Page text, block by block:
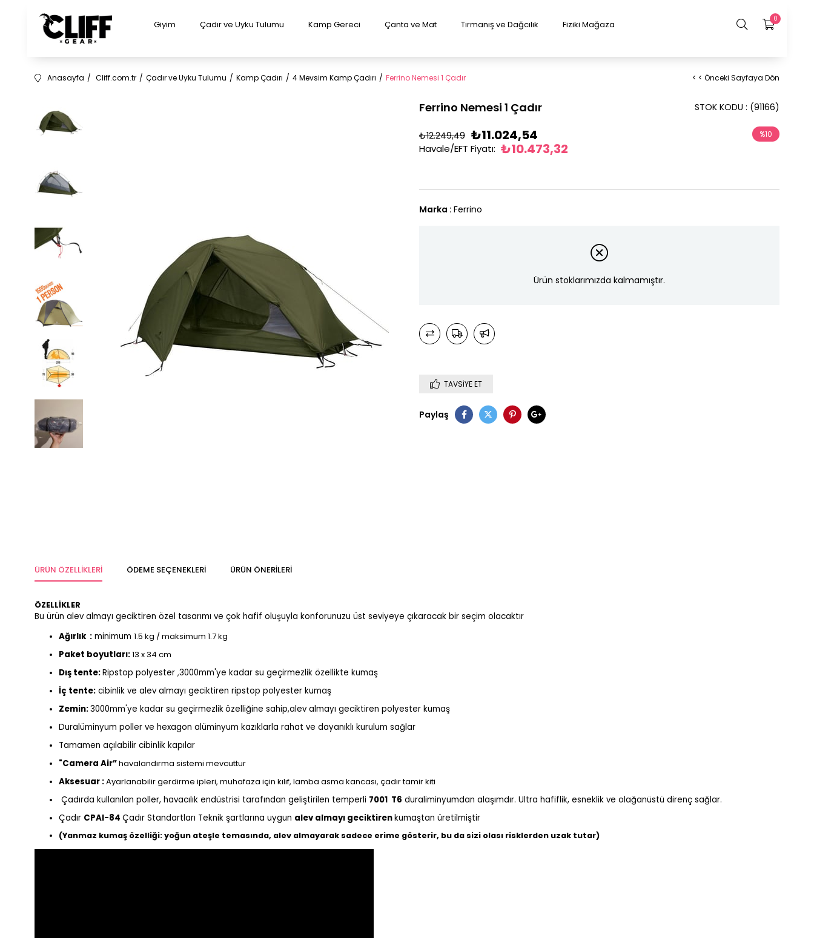
0
Giyim Çadır ve Uyku Tulumu Kamp Gereci Çanta ve Mat Tırmanış ve Dağcılık Fiziki Mağaza
Anasayfa Cliff.com.tr Çadır ve Uyku Tulumu Kamp Çadırı 4 Mevsim Kamp Çadırı Ferrino Nemesi 1 Çadır < < Önceki Sayfaya Dön
Ferrino Nemesi 1 Çadır (91166)
STOK KODU
₺12.249,49 ₺11.024,54
Havale/EFT Fiyatı: ₺10.473,32
%10
Marka : Ferrino
Ürün stoklarımızda kalmamıştır.
TAVSIYE ET
Paylaş
ÜRÜN ÖZELLIKLERI ÖDEME SEÇENEKLERI ÜRÜN ÖNERILERI
ÖZELLİKLER
Bu ürün alev almayı geciktiren özel tasarımı ve çok hafif oluşuyla konforunuzu üst seviyeye çıkaracak bir seçim olacaktır
Ağırlık : minimum 1.5 kg / maksimum 1.7 kg
Paket boyutları:13 x 34 cm
Dış tente:Ripstop polyester ,3000mm'ye kadar su geçirmezlik özellikte kumaş
İç tente: cibinlik ve alev almayı geciktiren ripstop polyester kumaş
Zemin:3000mm'ye kadar su geçirmezliközelliğine sahip,alev almayı geciktiren polyester kumaş
Duralüminyum poller ve hexagon alüminyum kazıklarla rahat ve dayanıklı kurulum sağlar
Tamamen açılabilir cibinlik kapılar
"Camera Air”havalandırma sistemi mevcuttur
Aksesuar :Ayarlanabilir gerdirme ipleri, muhafaza için kılıf, lamba asma kancası, çadır tamir kiti
Çadırda kullanılan poller, havacılık endüstrisi tarafından geliştirilen temperli 7001 T6 duraliminyumdan alaşımdır. Ultra hafiflik, esneklik ve olağanüstü direnç sağlar.
Çadır CPAI-84 Çadır Standartları Teknik şartlarına uygun alev almayı geciktirenkumaştan üretilmiştir
(Yanmaz kumaş özelliği: yoğun ateşle temasında, alev almayarak sadece erime gösterir, bu da sizi olası risklerden uzak tutar)